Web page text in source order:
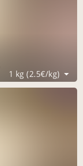
1 kg (2.5€/kg)